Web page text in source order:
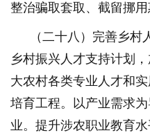
整治骗取套取、截留挪用
（二十八）完善乡
乡村振兴人才支持计划
大农村各类专业人才和
培育工程。以产业需求
业。提升涉农职业教育